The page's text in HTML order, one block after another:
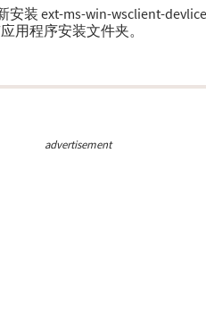
装 ext-ms-win-wsclient-
用程序安装文件夹。
advertisement